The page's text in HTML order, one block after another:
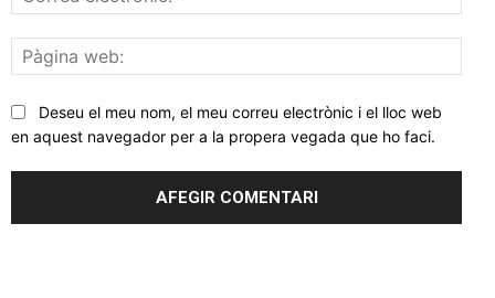
web:
Deseu el meu nom, el meu correu electrònic i el lloc web
en aquest navegador per a la propera vegada que ho faci.